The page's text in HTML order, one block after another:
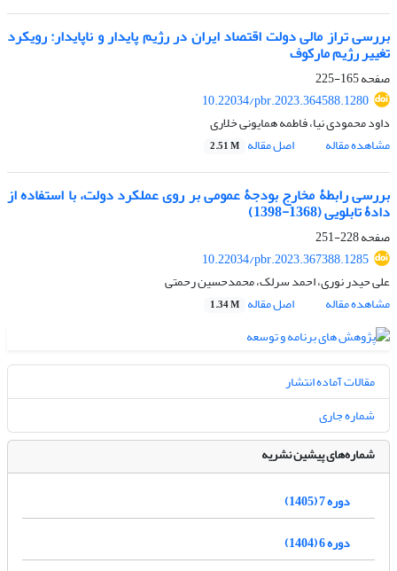
بررسی تراز مالی دولت اقتصاد ایران در رژیم پایدار و ناپایدار: رویکرد
تغییر رژیم مارکوف
صفحه165-225
10.22034/pbr.2023.364588.1280
داود محمودی نیا، فاطمه همایونی خلاری
مشاهده مقاله
اصل مقاله 2.51 M
بررسی رابطۀ مخارج بودجۀ عمومی بر روی عملکرد دولت، با استفاده از
دادۀ تابلویی (1368-1398)
صفحه228-251
10.22034/pbr.2023.367388.1285
علی حیدر نوری، احمد سرلک، محمدحسین رحمتی
مشاهده مقاله
اصل مقاله 1.34 M
مقالات آماده انتشار
شماره جاری
شماره‌های پیشین نشریه
دوره 7 (1405)
دوره 6 (1404)